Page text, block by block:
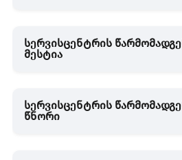
სერვისცენტრის
მესტია
სერვისცენტრის
წნორი